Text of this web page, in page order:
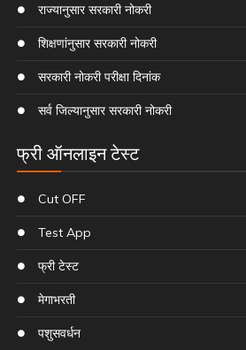
राज्यानुसार सरकारी नोकरी
शिक्षणांनुसार सरकारी नोकरी
सरकारी नोकरी परीक्षा दिनांक
सर्व जिल्यानुसार सरकारी नोकरी
फ्री ऑनलाइन टेस्ट
Cut OFF
Test App
फ्री टेस्ट
मेगाभरती
पशुसवर्धन